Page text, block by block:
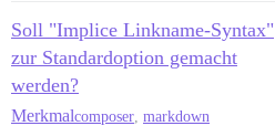
Soll "Implice Linkname-Syntax"
zur Standardoption gemacht
werden?
Merkmalcomposer markdown